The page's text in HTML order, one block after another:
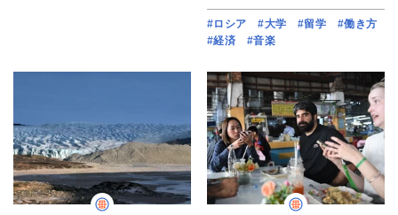
#ロシア #大学 #留学
#働き方
#経済
#音楽